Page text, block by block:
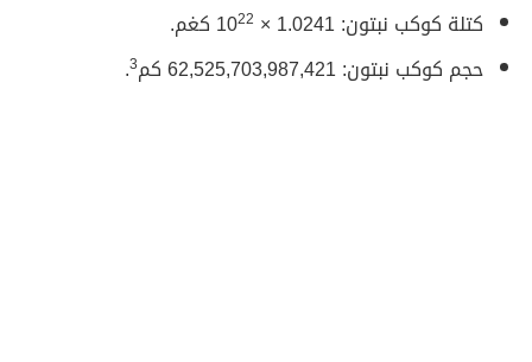
كتلة كوكب نبتون: 1.0241 × 10 22
كغم.
حجم كوكب نبتون: 62,525,703,987,421 كم
3
.